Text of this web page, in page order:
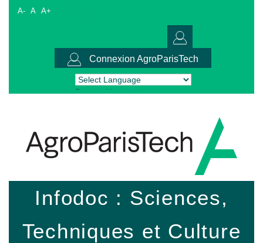
A- A A+
Connexion AgroParisTech
Powered by Translate
Infodoc : Sciences,
Techniques et Culture